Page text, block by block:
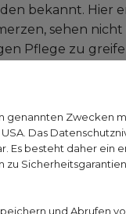
bekannt.
sehen
Pflege zu
an den
dass die Haut
benutzen. Die
eine Pflege, die
lauwarmes
genannten Zwecken
Das
besteht daher ein
und Abrufen